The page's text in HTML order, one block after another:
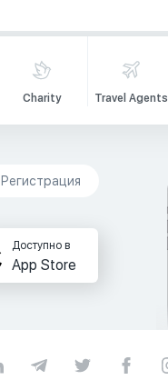
Charity Travel Agents
Регистрация
Доступно в
App Store